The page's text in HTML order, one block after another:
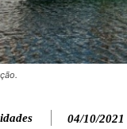
04/10/2021